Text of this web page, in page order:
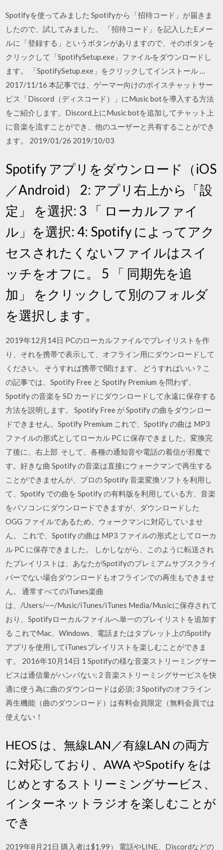
Spotifyを使ってみました Spotifyから「招待コード」が届きま
したので、試してみました。 「招待コード」を記入したEメー
ルに「登録する」というボタンがありますので、そのボタンを
クリックして「SpotifySetup.exe」ファイルをダウンロードし
ます。 「SpotifySetup.exe」をクリックしてインストール …
2017/11/16 本記事では、ゲーマー向けのボイスチャットサー
ビス「Discord（ディスコード）」にMusic botを導入する方法
をご紹介します。Discord上にMusic botを追加してチャット上
に音楽を流すことができ、他のユーザーと共有することができ
ます。 2019/01/26 2019/10/03
Spotify アプリをダウンロード（iOS
／Android） 2: アプリ右上から「設
定」 を選択: 3 「 ローカルファイ
ル」を選択: 4: Spotify によってアク
セスされたくないファイルはスイ
ッチをオフに。 5 「 同期先を追
加」 をクリックして別のフォルダ
を選択します。
2019年12月14日 PCのローカルファイルでプレイリストを作
り、それを携帯で表示して、オフライン用にダウンロードして
ください。 そうすれば携帯で聞けます。 どうすればいい？こ
の記事では、Spotify Free と Spotify Premium を問わず、
Spotify の音楽を SD カードにダウンロードして永遠に保存する
方法を説明します。 Spotify Free が Spotify の曲をダウンロー
ドできません。Spotify Premium これで、Spotify の曲は MP3
ファイルの形式としてローカル PC に保存できました。変換完
了後に、右上部 そして、各種の通知音や電話の着信が邪魔で
す。好きな曲 Spotify の音楽は直接にウォークマンで再生する
ことができませんが、プロの Spotify 音楽変換ソフトを利用し
て、Spotify での曲を Spotify の有料版を利用している方、音楽
をパソコンにダウンロードできますが、ダウンロードした
OGG ファイルであるため、ウォークマンに対応していませ
ん。 これで、Spotify の曲は MP3 ファイルの形式としてローカ
ル PC に保存できました。 しかしながら、このように転送され
たプレイリストは、あなたがSpotifyのプレミアムサブスクライ
バーでない場合ダウンロードもオフラインでの再生もできませ
ん。 通常すべてのiTunes楽曲
は、/Users/~~/Music/iTunes/iTunes Media/Musicに保存されて
おり、Spotifyローカルファイルへ単一のプレイリストを追加す
る これでMac、Windows、電話またはタブレット上のSpotify
アプリを使用してiTunesプレイリストを楽しむことができま
す。 2016年10月14日 1 Spotifyの様な音楽ストリーミングサー
ビスは通信量がハンパない; 2 音楽ストリーミングサービスを快
適に使う為に曲のダウンロードは必須; 3 Spotifyのオフライン
再生機能（曲のダウンロード）は有料会員限定（無料会員では
使えない！
HEOS は、無線LAN／有線LAN の両方
に対応しており、AWA やSpotify をは
じめとするストリーミングサービス、
インターネットラジオを楽しむことが
でき
2019年8月21日 購入者は$1.99） 電話やLINE、Discordなどの